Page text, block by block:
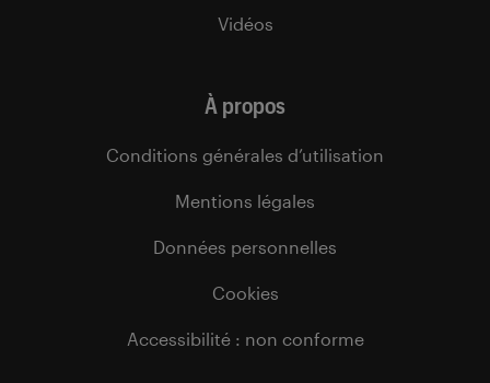
Vidéos
À propos
Conditions générales d’utilisation
Mentions légales
Données personnelles
Cookies
Accessibilité : non conforme